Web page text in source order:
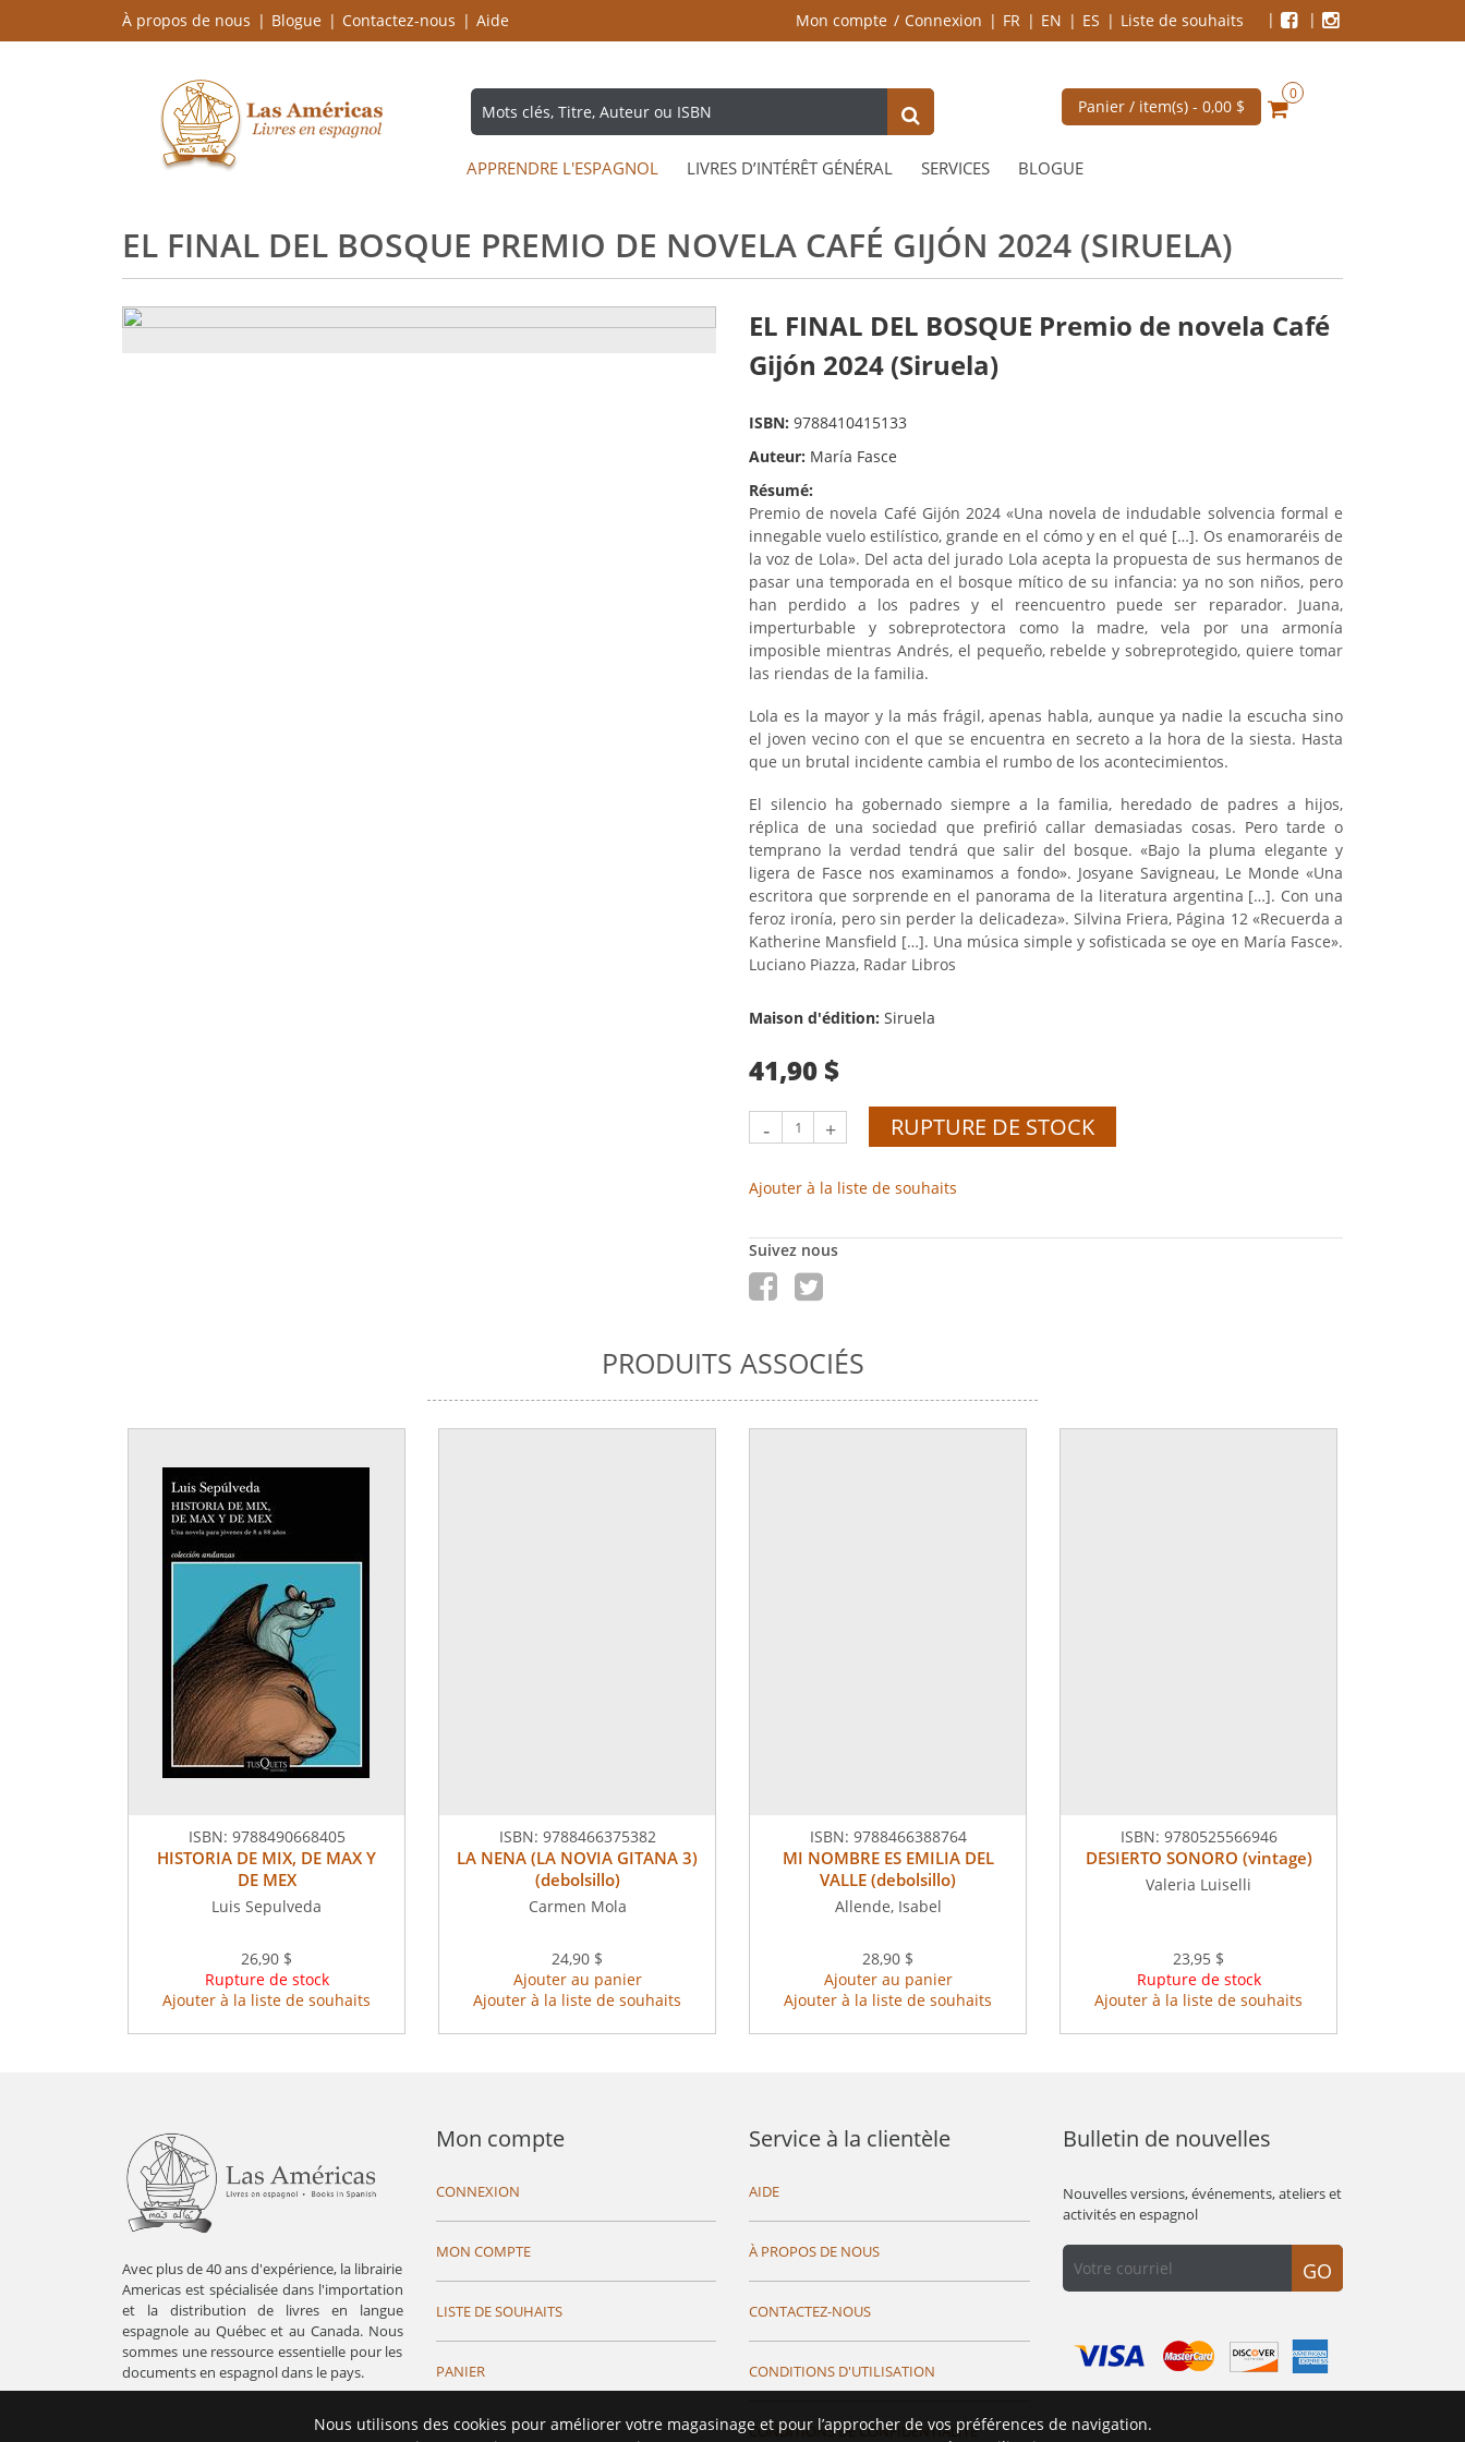
À propos de nous Blogue Contactez-nous Aide Mon compte Connexion FR EN ES Liste de souhaits
Panier / item(s) - 0,00 $
0
APPRENDRE L'ESPAGNOL LIVRES D’INTÉRÊT GÉNÉRAL SERVICES BLOGUE
EL FINAL DEL BOSQUE PREMIO DE NOVELA CAFÉ GIJÓN 2024 (SIRUELA)
EL FINAL DEL BOSQUE Premio de novela Café
Gijón 2024 (Siruela)
ISBN: 9788410415133
Auteur: María Fasce
Résumé:
Premio de novela Café Gijón 2024 «Una novela de indudable solvencia formal e
innegable vuelo estilístico, grande en el cómo y en el qué […]. Os enamoraréis de
la voz de Lola». Del acta del jurado Lola acepta la propuesta de sus hermanos de
pasar una temporada en el bosque mítico de su infancia: ya no son niños, pero
han perdido a los padres y el reencuentro puede ser reparador. Juana,
imperturbable y sobreprotectora como la madre, vela por una armonía
imposible mientras Andrés, el pequeño, rebelde y sobreprotegido, quiere tomar
las riendas de la familia.
Lola es la mayor y la más frágil, apenas habla, aunque ya nadie la escucha sino
el joven vecino con el que se encuentra en secreto a la hora de la siesta. Hasta
que un brutal incidente cambia el rumbo de los acontecimientos.
El silencio ha gobernado siempre a la familia, heredado de padres a hijos,
réplica de una sociedad que prefirió callar demasiadas cosas. Pero tarde o
temprano la verdad tendrá que salir del bosque. «Bajo la pluma elegante y
ligera de Fasce nos examinamos a fondo». Josyane Savigneau, Le Monde «Una
escritora que sorprende en el panorama de la literatura argentina […]. Con una
feroz ironía, pero sin perder la delicadeza». Silvina Friera, Página 12 «Recuerda a
Katherine Mansfield […]. Una música simple y sofisticada se oye en María Fasce».
Luciano Piazza, Radar Libros
Maison d'édition: Siruela
41,90 $
- + RUPTURE DE STOCK
Ajouter à la liste de souhaits
Suivez nous
PRODUITS ASSOCIÉS
ISBN: 9788490668405
HISTORIA DE MIX, DE MAX Y
DE MEX
Luis Sepulveda
26,90 $
Rupture de stock
Ajouter à la liste de souhaits
ISBN: 9788466375382
LA NENA (LA NOVIA GITANA 3)
(debolsillo)
Carmen Mola
24,90 $
Ajouter au panier
Ajouter à la liste de souhaits
ISBN: 9788466388764
MI NOMBRE ES EMILIA DEL
VALLE (debolsillo)
Allende, Isabel
28,90 $
Ajouter au panier
Ajouter à la liste de souhaits
ISBN: 9780525566946
DESIERTO SONORO (vintage)
Valeria Luiselli
23,95 $
Rupture de stock
Ajouter à la liste de souhaits
Avec plus de 40 ans d'expérience, la librairie
Americas est spécialisée dans l'importation
et la distribution de livres en langue
espagnole au Québec et au Canada. Nous
sommes une ressource essentielle pour les
documents en espagnol dans le pays.
Mon compte
CONNEXION
MON COMPTE
LISTE DE SOUHAITS
PANIER
Service à la clientèle
AIDE
À PROPOS DE NOUS
CONTACTEZ-NOUS
CONDITIONS D'UTILISATION
CONDITIONS DE CONFIDENTIALITÉ
Bulletin de nouvelles
Nouvelles versions, événements, ateliers et
activités en espagnol
GO
Nous utilisons des cookies pour améliorer votre magasinage et pour l’approcher de vos préférences de navigation.